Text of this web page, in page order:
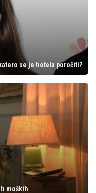
se je hotela poročiti?
moških